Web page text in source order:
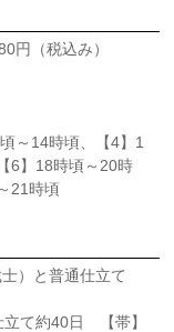
円（税込み）
～14時頃、【4】1
6】18時頃～20時
21時頃
）と普通仕立て
立て約40日 【帯】